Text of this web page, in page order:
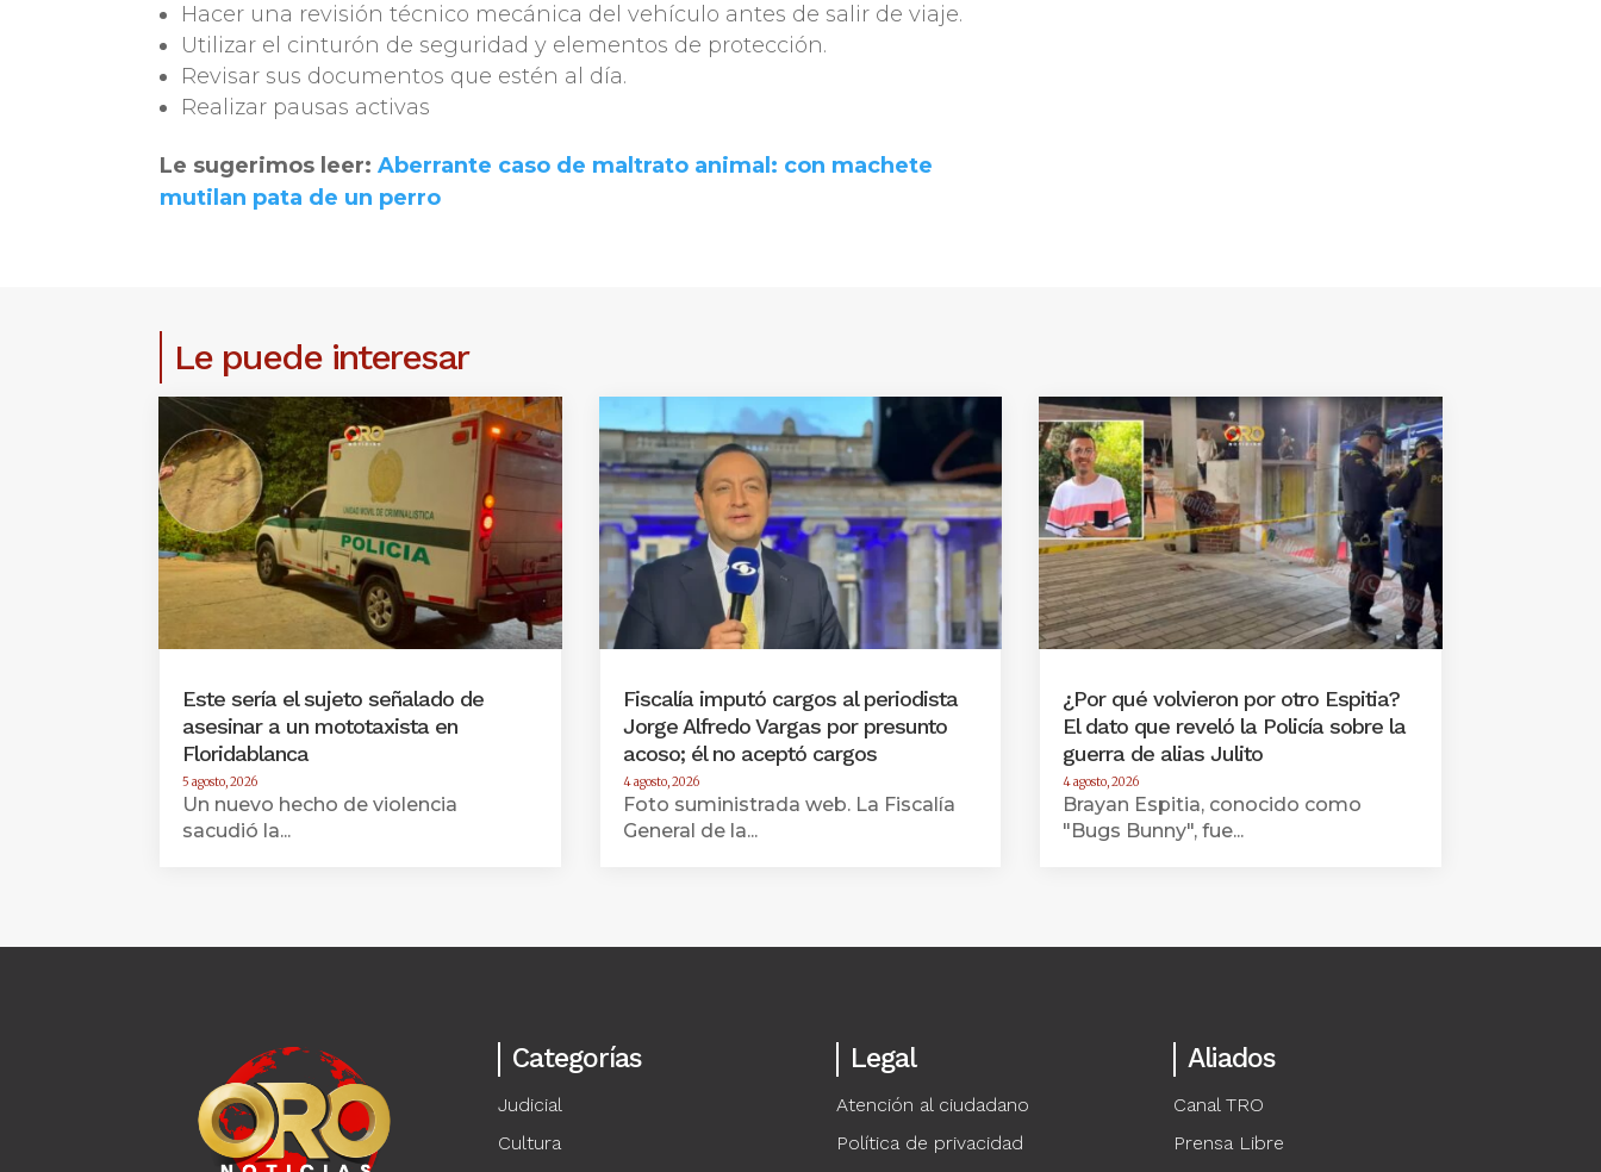
Hacer una revisión técnico mecánica del vehículo antes de salir de viaje.
Utilizar el cinturón de seguridad y elementos de protección.
Revisar sus documentos que estén al día.
Realizar pausas activas
Le sugerimos leer:Aberrante caso de maltrato animal: con machete
mutilan pata de un perro
Le puede interesar
Este sería el sujeto señalado de
asesinar a un mototaxista en
Floridablanca
5 agosto, 2026
Un nuevo hecho de violencia
sacudió la...
Fiscalía imputó cargos al periodista
Jorge Alfredo Vargas por presunto
acoso; él no aceptó cargos
4 agosto, 2026
Foto suministrada web. La Fiscalía
General de la...
¿Por qué volvieron por otro Espitia?
El dato que reveló la Policía sobre la
guerra de alias Julito
4 agosto, 2026
Brayan Espitia, conocido como
"Bugs Bunny", fue...
Categorías
Judicial
Cultura
Legal
Atención al ciudadano
Política de privacidad
Aliados
Canal TRO
Prensa Libre